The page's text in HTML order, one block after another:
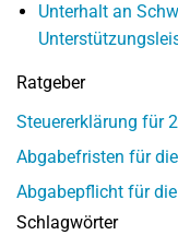
Unterhalt an
Ratgeber
Steuererklärung für
Abgabefristen für
Abgabepflicht für
Schlagwörter